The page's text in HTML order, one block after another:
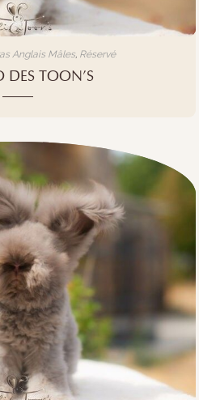
Anglais Mâles, Réservé
TOON’S